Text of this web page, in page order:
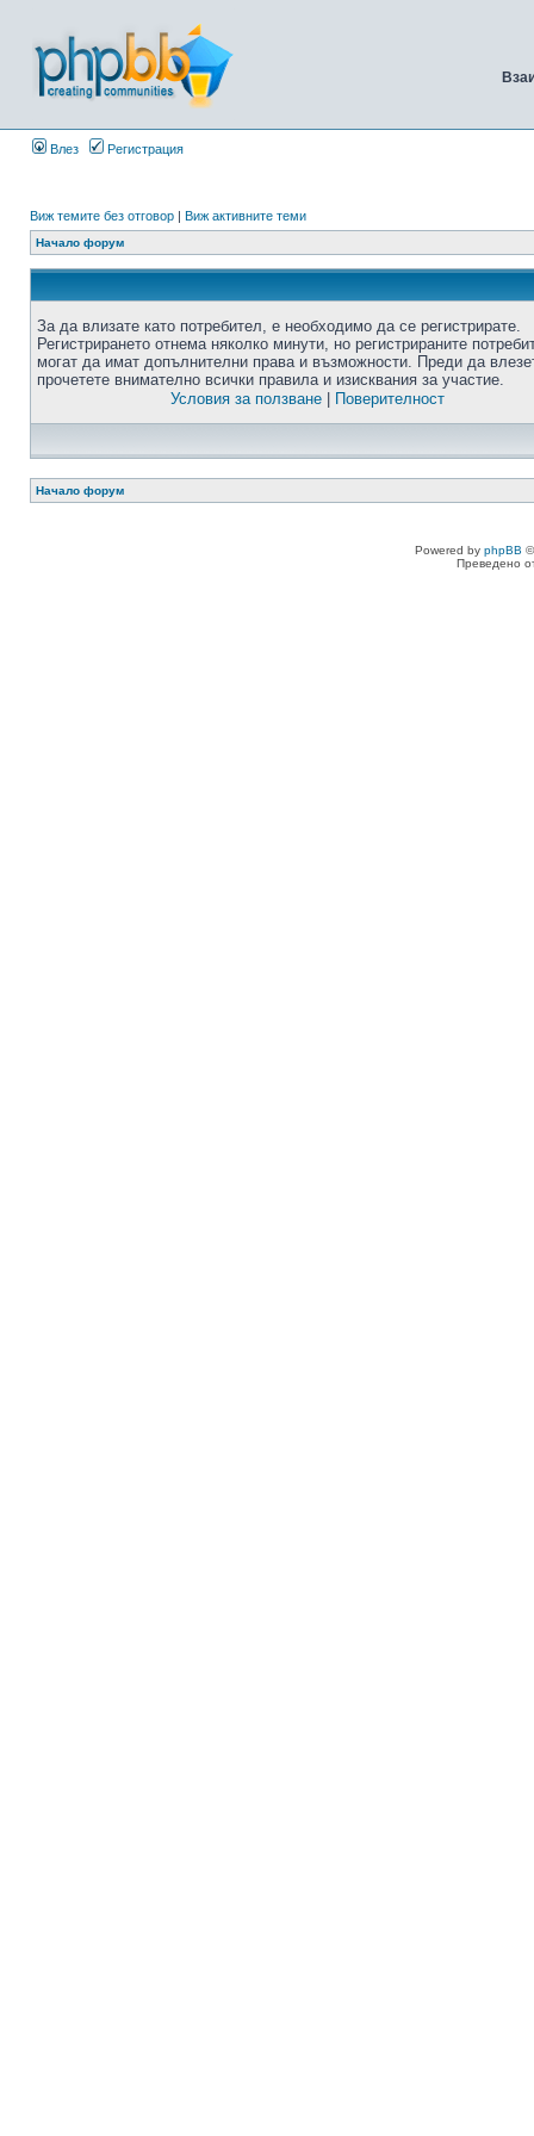
Влез Регистрация
Виж темите без отговор | Виж активните теми
Начало форум
За да влизате като потребител, е необходимо да се регистрирате.
Регистрирането отнема няколко минути, но регистрираните
могат да имат допълнителни права и възможности. Преди да
прочетете внимателно всички правила и изисквания за участие.
Условия за ползване| Поверителност
Начало форум
Powered by phpBB
Преведено